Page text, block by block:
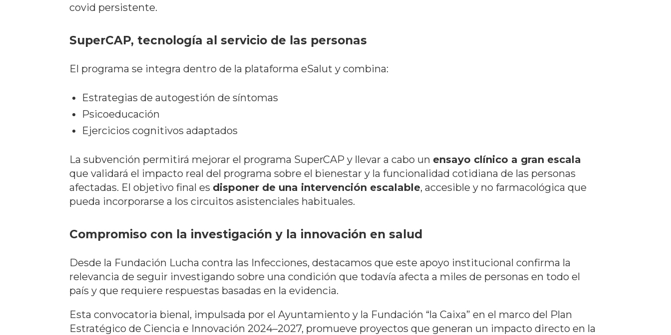
covid persistente.
SuperCAP, tecnología al servicio de las personas
El programa se integra dentro de la plataforma eSalut y combina:
Estrategias de autogestión de síntomas
Psicoeducación
Ejercicios cognitivos adaptados
La subvención permitirá mejorar el programa SuperCAP y llevar a cabo un ensayo clínico a gran escala
que validará el impacto real del programa sobre el bienestar y la funcionalidad cotidiana de las personas
afectadas. El objetivo final es disponer de una intervención escalable, accesible y no farmacológica que
pueda incorporarse a los circuitos asistenciales habituales.
Compromiso con la investigación y la innovación en salud
Desde la Fundación Lucha contra las Infecciones, destacamos que este apoyo institucional confirma la
relevancia de seguir investigando sobre una condición que todavía afecta a miles de personas en todo el
país y que requiere respuestas basadas en la evidencia.
Esta convocatoria bienal, impulsada por el Ayuntamiento y la Fundación “la Caixa” en el marco del Plan
Estratégico de Ciencia e Innovación 2024–2027, promueve proyectos que generan un impacto directo en la